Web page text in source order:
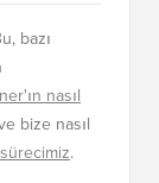
bazı
nasıl
bize nasıl
.